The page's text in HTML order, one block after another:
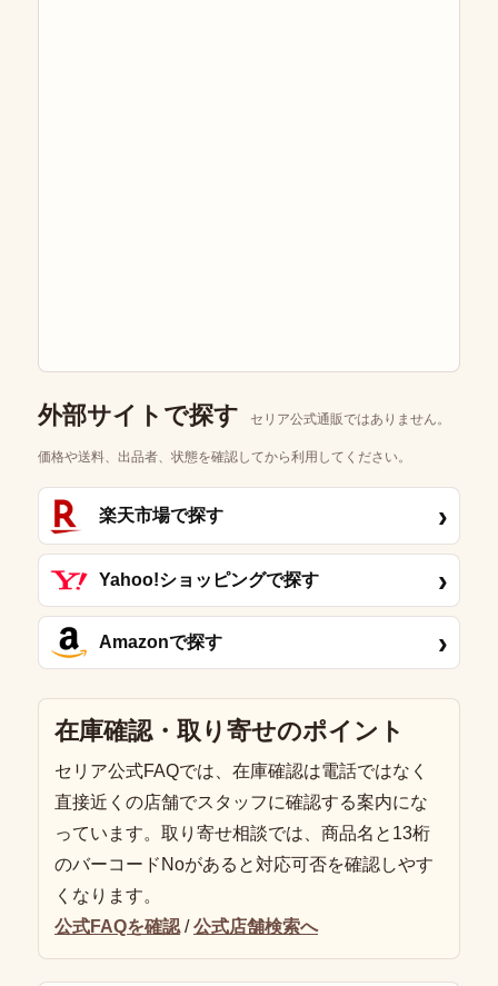
外部サイトで探す セリア公式通販ではありません。
価格や送料、出品者、状態を確認してから利用してください。
楽天市場で探す ›
Yahoo!ショッピングで探す ›
Amazonで探す ›
在庫確認・取り寄せのポイント
セリア公式FAQでは、在庫確認は電話ではなく
直接近くの店舗でスタッフに確認する案内にな
っています。取り寄せ相談では、商品名と13桁
のバーコードNoがあると対応可否を確認しやす
くなります。
公式FAQを確認 /公式店舗検索へ